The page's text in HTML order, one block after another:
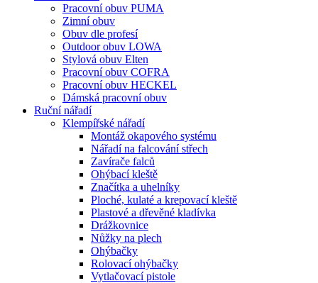
Pracovní obuv PUMA
Zimní obuv
Obuv dle profesí
Outdoor obuv LOWA
Stylová obuv Elten
Pracovní obuv COFRA
Pracovní obuv HECKEL
Dámská pracovní obuv
Ruční nářadí
Klempířské nářadí
Montáž okapového systému
Nářadí na falcování střech
Zavírače falců
Ohýbací kleště
Značítka a uhelníky
Ploché, kulaté a krepovací kleště
Plastové a dřevěné kladívka
Drážkovnice
Nůžky na plech
Ohýbačky
Rolovací ohýbačky
Vytlačovací pistole